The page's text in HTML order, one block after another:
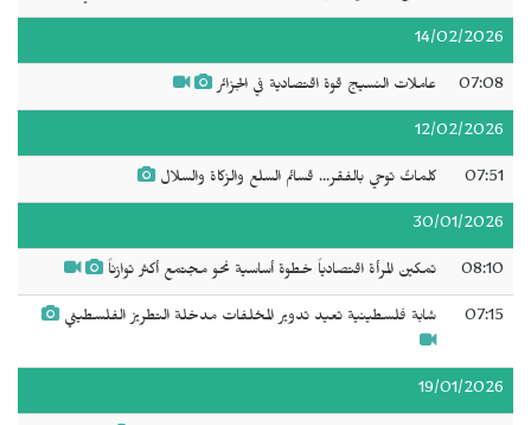
14/02/2026
07:08 عاملات النسيج قوة اقتصادية في الجزائر
12/02/2026
07:51 كلماتٌ توحي بالفقر... قسائم السلع والزكاة والسلال
30/01/2026
08:10 تمكين المرأة اقتصادياً خطوة أساسية نحو مجتمع أكثر توازناً
07:15 شابة فلسطينية تعيد تدوير المخلفات مدخلة التطريز الفلسطيني
19/01/2026